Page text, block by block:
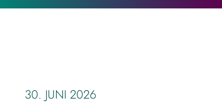
30. JUNI 2026